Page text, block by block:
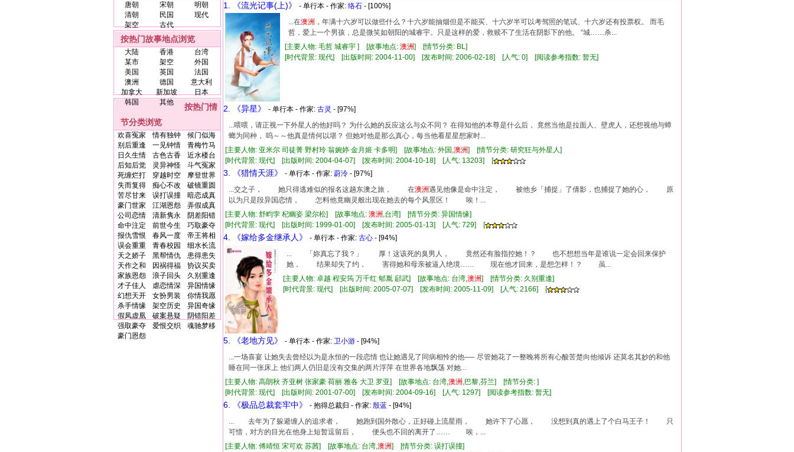
唐朝 宋朝
明朝
清朝
民国
现代
架空
古代
按热门故事地点浏览
大陆 香港
台湾
某市
架空
外国
美国
英国
法国
澳洲
德国
意大利
加拿大
新加坡
日本
韩国
其他
按热门情
节分类浏览
欢喜冤家 情有独钟
候门似海
别后重逢
一见钟情
青梅竹马
日久生情
古色古香
近水楼台
后知后觉
灵异神怪
斗气冤家
死缠烂打
穿越时空
摩登世界
失而复得
痴心不改
破镜重圆
苦尽甘来
误打误撞
暗恋成真
豪门世家
江湖恩怨
弄假成真
公司恋情
清新隽永
阴差阳错
命中注定
前世今生
巧取豪夺
报仇雪恨
春风一度
帝王将相
误会重重
青春校园
细水长流
天之娇子
黑帮情仇
患得患失
天作之和
因祸得福
协议买卖
家族恩怨
浪子回头
久别重逢
才子佳人
虐恋情深
异国情缘
幻想天开
女扮男装
你情我愿
杀手情缘
架空历史
异国奇缘
假凤虚凰
破案悬疑
阴错阳差
强取豪夺
爱恨交织
魂驰梦移
豪门恩怨
1. 《流光记事(上)》
- 单行本 - 作家: 络石 - [100%]
...在澳洲 ，年满十六岁可以做些什么？十六岁能抽烟但是不能买、十六岁半可以考驾照的笔试、十六岁还有投票权。 而毛
哲，爱上一个男孩，总是微笑如朝阳的城睿宇。只是这样的爱，救赎不了生活在阴影下的他。 “城……杀...
[主要人物: 毛哲 城睿宇 ] [故事地点: 澳洲] [情节分类: BL]
[时代背景: 现代] [出版时间: 2004-11-00] [发布时间: 2006-02-18] [人气: 0] [阅读参考指数: 暂无]
2. 《异星》 - 单行本 - 作家: 古灵 - [97%]
...喂喂，请正视一下外星人的他好吗？ 为什么她的反应这么与众不同？ 在得知他的本尊是什么后， 竟然当他是拉面人、壁虎人，还想视他与蟑
螂为同种， 呜～～他真是情何以堪？ 但她对他是那么真心，每当他看星星想家时...
[主要人物: 亚米尔 司徒菁 野村玲 翁婉婷 金月姬 卡多明] [故事地点: 外国,澳洲] [情节分类: 研究狂与外星人]
[时代背景: 现代] [出版时间: 2004-04-07] [发布时间: 2004-10-18] [人气: 13203] [
3. 《猎情天涯》 - 单行本 - 作家: 蔚泠 - [97%]
...交之子， 她只得逃难似的报名这趟东澳之旅， 在澳洲遇见他像是命中注定， 被他乡「捕捉」了倩影，也捕捉了她的心， 原
以为只是段异国恋情， 怎料他竟幽灵般出现在她去的每个风景区！ 唉！...
[主要人物: 舒畇孛 杞幽姿 梁尔松] [故事地点: 澳洲 ,台湾] [情节分类: 异国情缘]
[时代背景: 现代] [出版时间: 1999-01-00] [发布时间: 2005-01-13] [人气: 729] [
4. 《嫁给多金继承人》 - 单行本 - 作家: 古心 - [94%]
... 「妳真忘了我？」 厚！这该死的臭男人， 竟然还有脸指控她！？ 也不想想当年是谁说一定会回来保护
她， 结果却失了约， 害得她和母亲被逼入绝境…… 现在他才回来，是想怎样！？ 虽...
[主要人物: 卓越 程安筠 万千红 郇胤 郈武] [故事地点: 台湾,澳洲] [情节分类: 久别重逢]
[时代背景: 现代] [出版时间: 2005-07-07] [发布时间: 2005-11-09] [人气: 2166] [
5. 《老地方见》 - 单行本 - 作家: 卫小游 - [94%]
...一场喜宴 让她失去曾经以为是永恒的一段恋情 也让她遇见了同病相怜的他── 尽管她花了一整晚将所有心酸苦楚向他倾诉 还莫名其妙的和他
睡在同一张床上 他们两人仍旧是没有交集的两片浮萍 在世界各地飘荡 对她...
[主要人物: 高朗秋 齐亚树 张家豪 荷丽 雅各 大卫 罗亚] [故事地点: 台湾,澳洲 ,巴黎,芬兰] [情节分类: ]
[时代背景: 现代] [出版时间: 2001-07-00] [发布时间: 2004-09-16] [人气: 1297] [阅读参考指数: 暂无]
6. 《极品总裁套牢中》 - 抱得总裁归 - 作家: 殷蓝 - [94%]
... 去年为了躲避缠人的追求者， 她跑到国外散心，正好碰上流星雨， 她许下了心愿， 没想到真的遇上了个白马王子！ 只
可惜，对方的目光在他身上短暂逗留后， 便头也不回的离开了…… 唉，...
[主要人物: 傅靖恒 宋可欢 苏茜] [故事地点: 台湾,澳洲] [情节分类: 误打误撞]